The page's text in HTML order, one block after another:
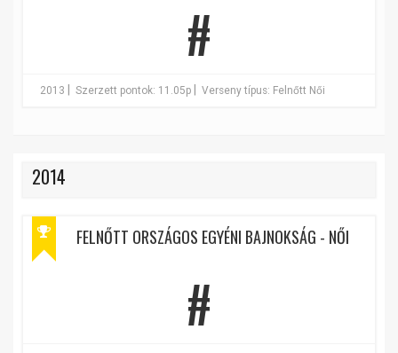
#
2013 Szerzett pontok: 11.05p Verseny típus: Felnőtt Női
2014
FELNŐTT ORSZÁGOS EGYÉNI BAJNOKSÁG - NŐI
#